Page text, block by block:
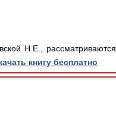
Н.Е., рассматриваются
книгу бесплатно